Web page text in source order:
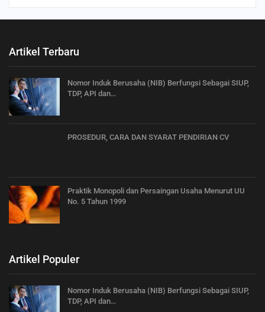
Artikel Terbaru
Nomor Induk Berusaha (NIB) Berfungsi Sebagai SIUP,
TDP, API dan…
PROSEDUR, CARA DAN SYARAT PENDIRIAN CV
Praktik Monopoli dan Persaingan Usaha Menurut UU
No. 5 Tahun 1999
Artikel Populer
Nomor Induk Berusaha (NIB) Berfungsi Sebagai SIUP,
TDP, API dan…